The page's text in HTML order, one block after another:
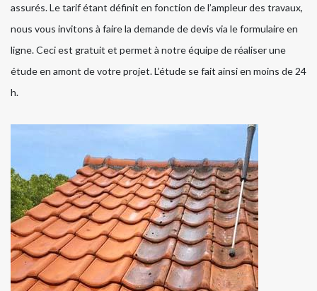
assurés. Le tarif étant définit en fonction de l’ampleur des travaux,
nous vous invitons à faire la demande de devis via le formulaire en
ligne. Ceci est gratuit et permet à notre équipe de réaliser une
étude en amont de votre projet. L’étude se fait ainsi en moins de 24
h.